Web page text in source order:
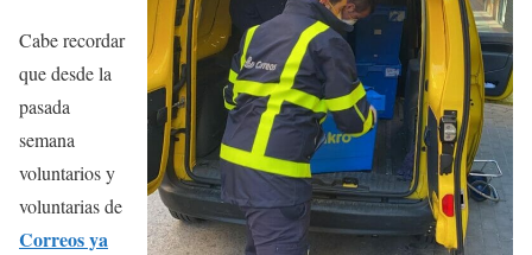
Cabe recordar
que desde la
pasada
semana
voluntarios y
voluntarias de
Correos ya